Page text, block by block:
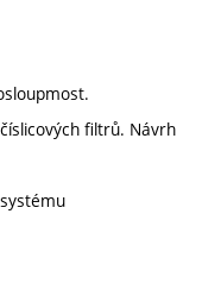
filtrů. Návrh